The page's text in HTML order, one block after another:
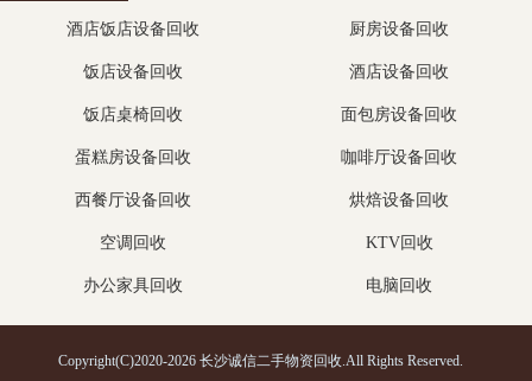
酒店饭店设备回收 厨房设备回收
饭店设备回收 酒店设备回收
饭店桌椅回收 面包房设备回收
蛋糕房设备回收 咖啡厅设备回收
西餐厅设备回收 烘焙设备回收
空调回收 KTV回收
办公家具回收 电脑回收
Copyright(C)2020-2026 长沙诚信二手物资回收.All Rights Reserved.